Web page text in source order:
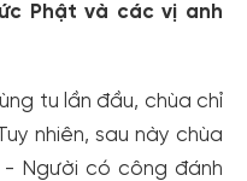
Phật và các vị anh
tu lần đầu, chùa chỉ
nhiên, sau này chùa
- Người có công đánh